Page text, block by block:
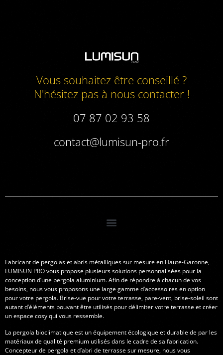
Vous souhaitez être conseillé ?
N'hésitez pas à nous contacter !
07 87 02 93 58
contact@lumisun-pro.fr
Fabricant de pergolas et abris métalliques sur mesure en Haute-Garonne,
LUMISUN PRO vous propose plusieurs solutions personnalisées pour la
conception d’une pergola aluminium. Afin de répondre à chacun de vos
besoins, nous vous proposons une large gamme d’accessoires en option
pour votre pergola. Brise-vue pour votre terrasse, pare-vent, brise-soleil sont
autant d’éléments pouvant être utilisés pour délimiter votre terrasse et créer
un espace cosy qui vous ressemble.
La pergola bioclimatique est un équipement écologique et durable de par les
matériaux de qualité premium utilisés dans le cadre de sa fabrication.
Concepteur de pergola et d’abri de terrasse sur mesure, nous vous